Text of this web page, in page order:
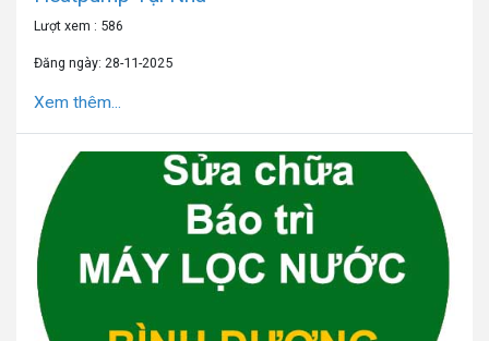
Lượt xem : 586
Đăng ngày: 28-11-2025
Xem thêm...